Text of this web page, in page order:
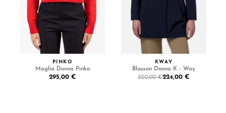
PINKO
Maglia Donna Pinko
295,00 €
KWAY
Blouson Donna K - Way
320,00 €224,00 €